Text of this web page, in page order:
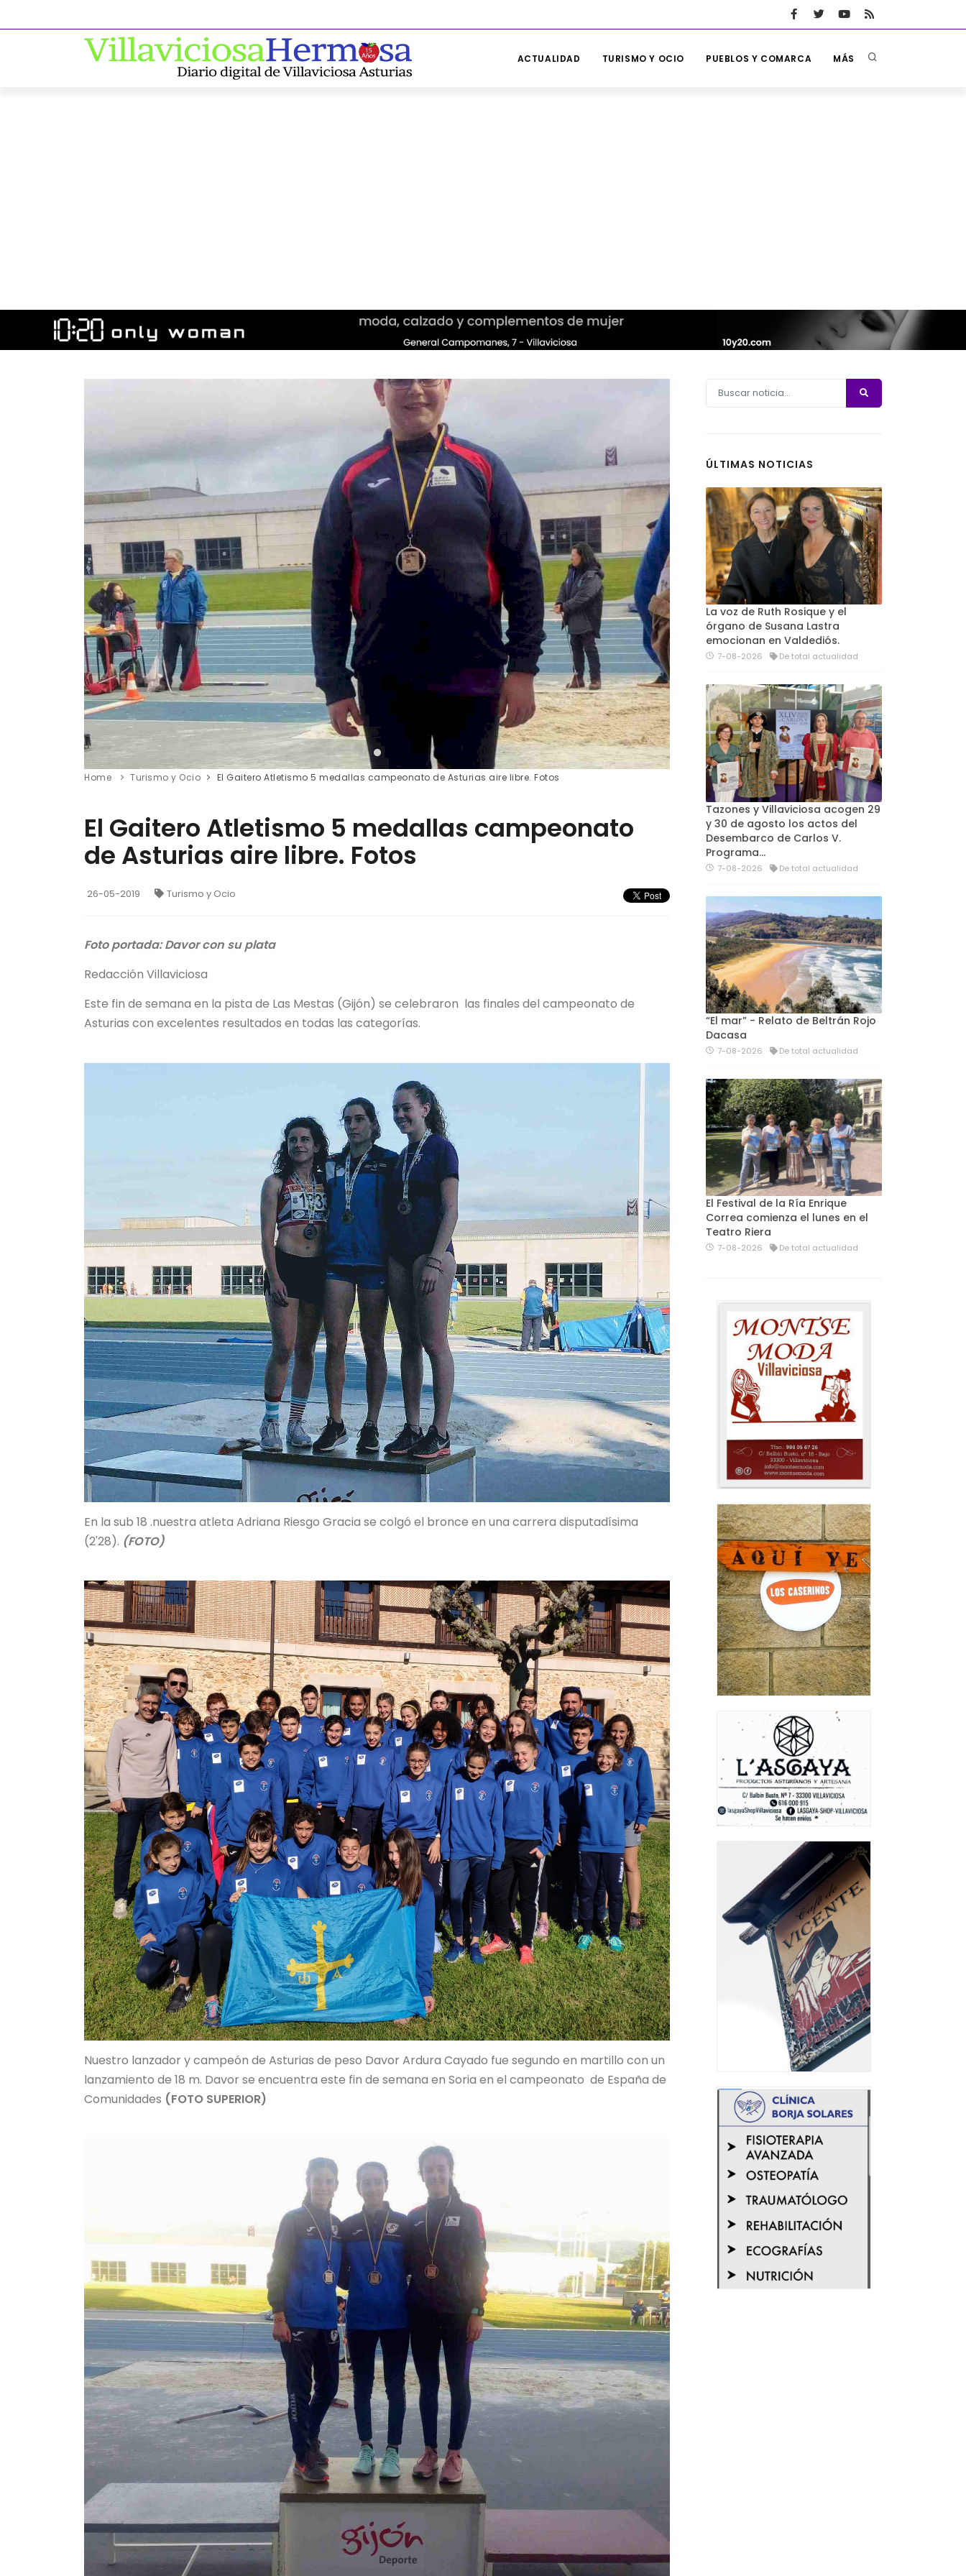
ACTUALIDAD TURISMO Y OCIO PUEBLOS Y COMARCA MÁS
Home Turismo y Ocio El Gaitero Atletismo 5 medallas campeonato de Asturias aire libre. Fotos
El Gaitero Atletismo 5 medallas campeonato
de Asturias aire libre. Fotos
26-05-2019 Turismo y Ocio
Foto portada: Davor con su plata
Redacción Villaviciosa
Este fin de semana en la pista de Las Mestas (Gijón) se celebraron las finales del campeonato de
Asturias con excelentes resultados en todas las categorías.
En la sub 18 .nuestra atleta Adriana Riesgo Gracia se colgó el bronce en una carrera disputadísima
(2'28). (FOTO)
Nuestro lanzador y campeón de Asturias de peso Davor Ardura Cayado fue segundo en martillo con un
lanzamiento de 18 m. Davor se encuentra este fin de semana en Soria en el campeonato de España de
Comunidades (FOTO SUPERIOR)
ÚLTIMAS NOTICIAS
La voz de Ruth Rosique y el
órgano de Susana Lastra
emocionan en Valdediós.
7-08-2026 De total actualidad
Tazones y Villaviciosa acogen 29
y 30 de agosto los actos del
Desembarco de Carlos V.
Programa…
7-08-2026 De total actualidad
“El mar” - Relato de Beltrán Rojo
Dacasa
7-08-2026 De total actualidad
El Festival de la Ría Enrique
Correa comienza el lunes en el
Teatro Riera
7-08-2026 De total actualidad